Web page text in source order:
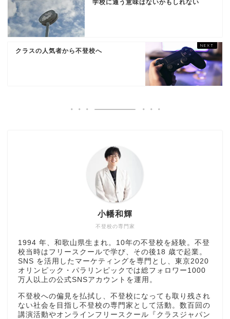
学校に通う意味はないかもしれない
クラスの人気者から不登校へ
不登校の専門家
小幡和輝
1994 年、和歌山県生まれ。10年の不登校を経験。不登
校当時はフリースクールで学び、その後18 歳で起業。
SNS を活用したマーケティングを専門とし、東京2020
オリンピック・パラリンピックでは総フォロワー1000
万人以上の公式SNSアカウントを運用。
不登校への偏見を払拭し、不登校になっても取り残され
ない社会を目指し不登校の専門家として活動。数百回の
講演活動やオンラインフリースクール『クラスジャパン